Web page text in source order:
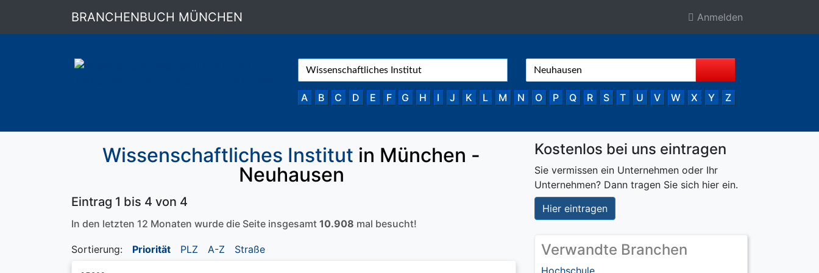
BRANCHENBUCH MÜNCHEN Anmelden
A B C D E F G H I J K L M N O P Q R S T U V W X Y Z
Wissenschaftliches Institut in München -
Neuhausen
Eintrag 1 bis 4 von 4
In den letzten 12 Monaten wurde die Seite insgesamt 10.908 mal besucht!
Sortierung: Priorität PLZ A-Z Straße
Kostenlos bei uns eintragen
Sie vermissen ein Unternehmen oder Ihr
Unternehmen? Dann tragen Sie sich hier ein.
Hier eintragen
Verwandte Branchen
Hochschule